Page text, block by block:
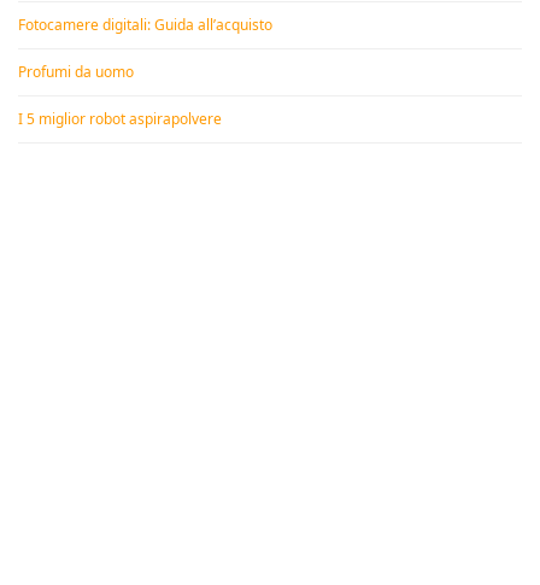
Fotocamere digitali: Guida all’acquisto
Profumi da uomo
I 5 miglior robot aspirapolvere